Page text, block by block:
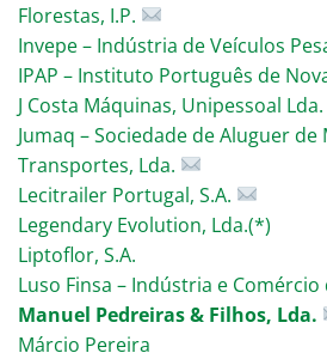
Florestas, I.P.
Invepe – Indústria de Veículos
IPAP – Instituto Português de
J Costa Máquinas, Unipessoal Lda.
Jumaq – Sociedade de Aluguer de
Transportes, Lda.
Lecitrailer Portugal, S.A.
Legendary Evolution, Lda.(*)
Liptoflor, S.A.
Luso Finsa – Indústria e Comércio
Manuel Pedreiras & Filhos, Lda.
Márcio Pereira